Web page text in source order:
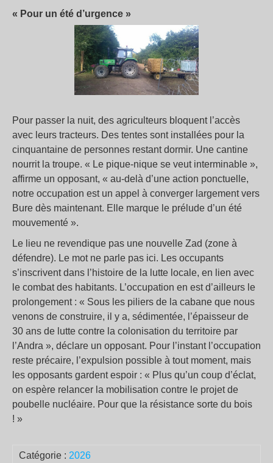
« Pour un été d’urgence »
Pour passer la nuit, des agriculteurs bloquent l’accès
avec leurs tracteurs. Des tentes sont installées pour la
cinquantaine de personnes restant dormir. Une cantine
nourrit la troupe. « Le pique-nique se veut interminable »,
affirme un opposant, « au-delà d’une action ponctuelle,
notre occupation est un appel à converger largement vers
Bure dès maintenant. Elle marque le prélude d’un été
mouvementé ».
Le lieu ne revendique pas une nouvelle Zad (zone à
défendre). Le mot ne parle pas ici. Les occupants
s’inscrivent dans l’histoire de la lutte locale, en lien avec
le combat des habitants. L’occupation en est d’ailleurs le
prolongement : « Sous les piliers de la cabane que nous
venons de construire, il y a, sédimentée, l’épaisseur de
30 ans de lutte contre la colonisation du territoire par
l’Andra », déclare un opposant. Pour l’instant l’occupation
reste précaire, l’expulsion possible à tout moment, mais
les opposants gardent espoir : « Plus qu’un coup d’éclat,
on espère relancer la mobilisation contre le projet de
poubelle nucléaire. Pour que la résistance sorte du bois
! »
Catégorie : 2026